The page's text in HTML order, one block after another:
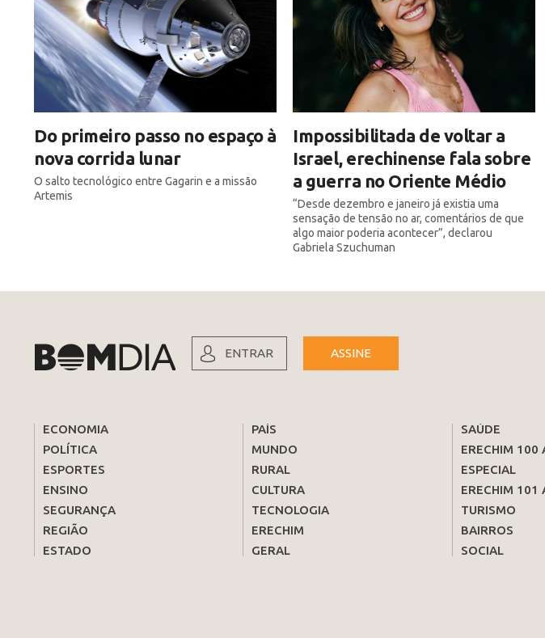
Do primeiro passo no espaço à
nova corrida lunar
O salto tecnológico entre Gagarin e a missão
Artemis
Impossibilitada de voltar a
Israel, erechinense fala sobre
a guerra no Oriente Médio
“Desde dezembro e janeiro já existia uma
sensação de tensão no ar, comentários de que
algo maior poderia acontecer”, declarou
Gabriela Szuchuman
ENTRAR ASSINE
ECONOMIA
POLÍTICA
ESPORTES
ENSINO
SEGURANÇA
REGIÃO
ESTADO
PAÍS
MUNDO
RURAL
CULTURA
TECNOLOGIA
ERECHIM
GERAL
SAÚDE
ERECHIM 100
ESPECIAL
ERECHIM 101
TURISMO
BAIRROS
SOCIAL